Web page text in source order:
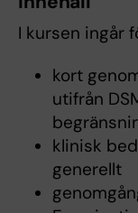
I kursen ingår
kort
utifrån
klinisk
generellt